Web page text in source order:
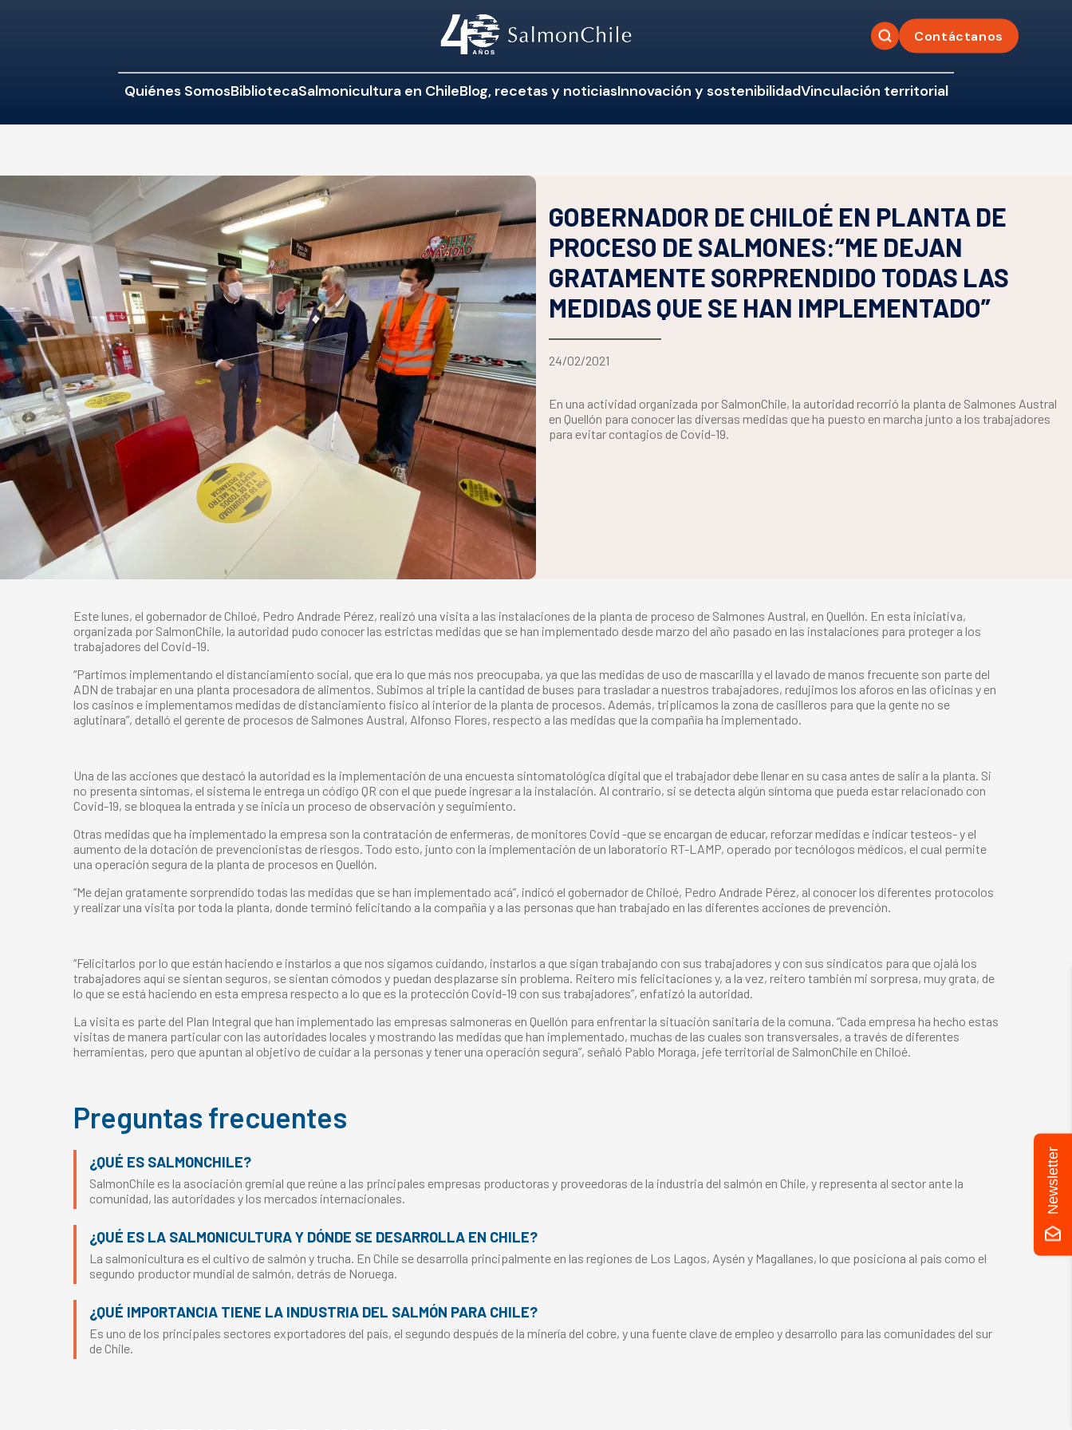
Contáctanos
Quiénes SomosBibliotecaSalmonicultura en ChileBlog, recetas y noticiasInnovación y sostenibilidadVinculación territorial
GOBERNADOR DE CHILOÉ EN PLANTA DE
PROCESO DE SALMONES:“ME DEJAN
GRATAMENTE SORPRENDIDO TODAS LAS
MEDIDAS QUE SE HAN IMPLEMENTADO”
24/02/2021
En una actividad organizada por SalmonChile, la autoridad recorrió la planta de Salmones Austral
en Quellón para conocer las diversas medidas que ha puesto en marcha junto a los trabajadores
para evitar contagios de Covid-19.
Este lunes, el gobernador de Chiloé, Pedro Andrade Pérez, realizó una visita a las instalaciones de la planta de proceso de Salmones Austral, en Quellón. En esta iniciativa,
organizada por SalmonChile, la autoridad pudo conocer las estrictas medidas que se han implementado desde marzo del año pasado en las instalaciones para proteger a los
trabajadores del Covid-19.
“Partimos implementando el distanciamiento social, que era lo que más nos preocupaba, ya que las medidas de uso de mascarilla y el lavado de manos frecuente son parte del
ADN de trabajar en una planta procesadora de alimentos. Subimos al triple la cantidad de buses para trasladar a nuestros trabajadores, redujimos los aforos en las oficinas y en
los casinos e implementamos medidas de distanciamiento físico al interior de la planta de procesos. Además, triplicamos la zona de casilleros para que la gente no se
aglutinara”, detalló el gerente de procesos de Salmones Austral, Alfonso Flores, respecto a las medidas que la compañía ha implementado.
Una de las acciones que destacó la autoridad es la implementación de una encuesta sintomatológica digital que el trabajador debe llenar en su casa antes de salir a la planta. Si
no presenta síntomas, el sistema le entrega un código QR con el que puede ingresar a la instalación. Al contrario, si se detecta algún síntoma que pueda estar relacionado con
Covid-19, se bloquea la entrada y se inicia un proceso de observación y seguimiento.
Otras medidas que ha implementado la empresa son la contratación de enfermeras, de monitores Covid -que se encargan de educar, reforzar medidas e indicar testeos- y el
aumento de la dotación de prevencionistas de riesgos. Todo esto, junto con la implementación de un laboratorio RT-LAMP, operado por tecnólogos médicos, el cual permite
una operación segura de la planta de procesos en Quellón.
“Me dejan gratamente sorprendido todas las medidas que se han implementado acá”, indicó el gobernador de Chiloé, Pedro Andrade Pérez, al conocer los diferentes protocolos
y realizar una visita por toda la planta, donde terminó felicitando a la compañía y a las personas que han trabajado en las diferentes acciones de prevención.
“Felicitarlos por lo que están haciendo e instarlos a que nos sigamos cuidando, instarlos a que sigan trabajando con sus trabajadores y con sus sindicatos para que ojalá los
trabajadores aquí se sientan seguros, se sientan cómodos y puedan desplazarse sin problema. Reitero mis felicitaciones y, a la vez, reitero también mi sorpresa, muy grata, de
lo que se está haciendo en esta empresa respecto a lo que es la protección Covid-19 con sus trabajadores”, enfatizó la autoridad.
La visita es parte del Plan Integral que han implementado las empresas salmoneras en Quellón para enfrentar la situación sanitaria de la comuna. “Cada empresa ha hecho estas
visitas de manera particular con las autoridades locales y mostrando las medidas que han implementado, muchas de las cuales son transversales, a través de diferentes
herramientas, pero que apuntan al objetivo de cuidar a la personas y tener una operación segura”, señaló Pablo Moraga, jefe territorial de SalmonChile en Chiloé.
Preguntas frecuentes
¿QUÉ ES SALMONCHILE?
SalmonChile es la asociación gremial que reúne a las principales empresas productoras y proveedoras de la industria del salmón en Chile, y representa al sector ante la
comunidad, las autoridades y los mercados internacionales.
¿QUÉ ES LA SALMONICULTURA Y DÓNDE SE DESARROLLA EN CHILE?
La salmonicultura es el cultivo de salmón y trucha. En Chile se desarrolla principalmente en las regiones de Los Lagos, Aysén y Magallanes, lo que posiciona al país como el
segundo productor mundial de salmón, detrás de Noruega.
¿QUÉ IMPORTANCIA TIENE LA INDUSTRIA DEL SALMÓN PARA CHILE?
Es uno de los principales sectores exportadores del país, el segundo después de la minería del cobre, y una fuente clave de empleo y desarrollo para las comunidades del sur
de Chile.
Newsletter